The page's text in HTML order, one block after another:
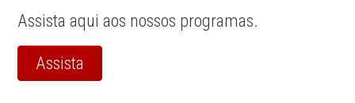
Assista aqui aos nossos programas.
Assista